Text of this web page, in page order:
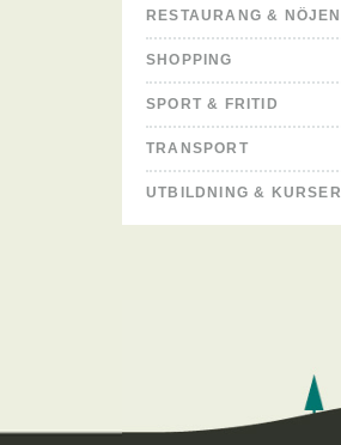
RESTAURANG & NÖJEN
SHOPPING
SPORT & FRITID
TRANSPORT
UTBILDNING & KURSER